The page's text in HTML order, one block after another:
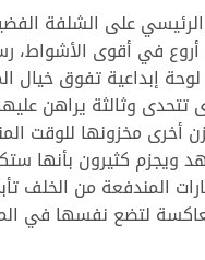
على الشلفة
أروع في أقوى الأشواط،
إبداعية تفوق خيال
وثالثة يراهن
أخرى مخزونها للوقت
ويجزم كثيرون بأنها
المندفعة من الخلف
لتضع نفسها في